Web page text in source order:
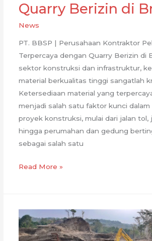
Quarry Berizin di
News
PT. BBSP | Perusahaan Kontraktor
Terpercaya dengan Quarry Berizin di
sektor konstruksi dan infrastruktur,
material berkualitas tinggi sangatlah
Ketersediaan material yang
menjadi salah satu faktor kunci
proyek konstruksi, mulai dari jalan tol,
hingga perumahan dan gedung
sebagai salah satu
Quarry
Read More »